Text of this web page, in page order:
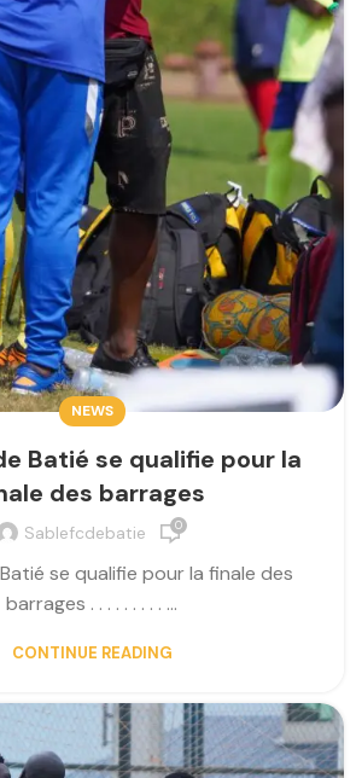
NEWS
Batié se qualifie pour la
des barrages
Sablefcdebatie 0
se qualifie pour la finale des
barrages . . . . . . . . . ...
CONTINUE READING